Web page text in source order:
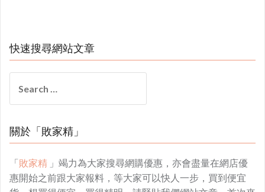
快速搜尋網站文章
for:
關於「敗家精」
「敗家精 」竭力為大家搜尋網購優惠，亦會盡量在網店優
惠開始之前跟大家報料，等大家可以快人一步，買到便宜